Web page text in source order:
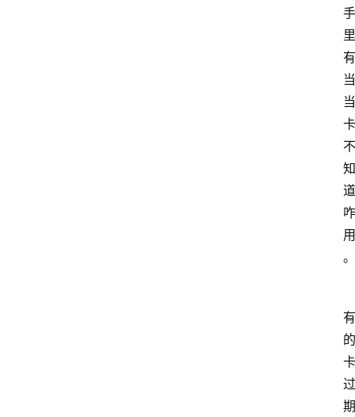
手
里
有
当
当
卡
不
知
道
咋
用
。
有
的
卡
过
期